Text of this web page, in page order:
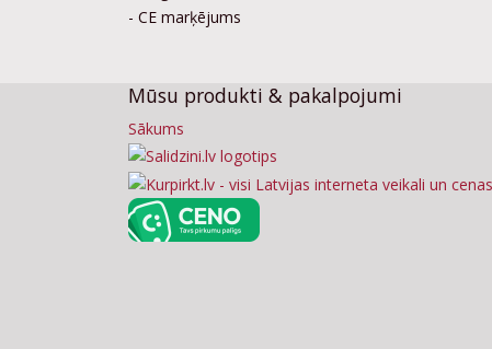
- CE marķējums
Mūsu produkti & pakalpojumi
Sākums